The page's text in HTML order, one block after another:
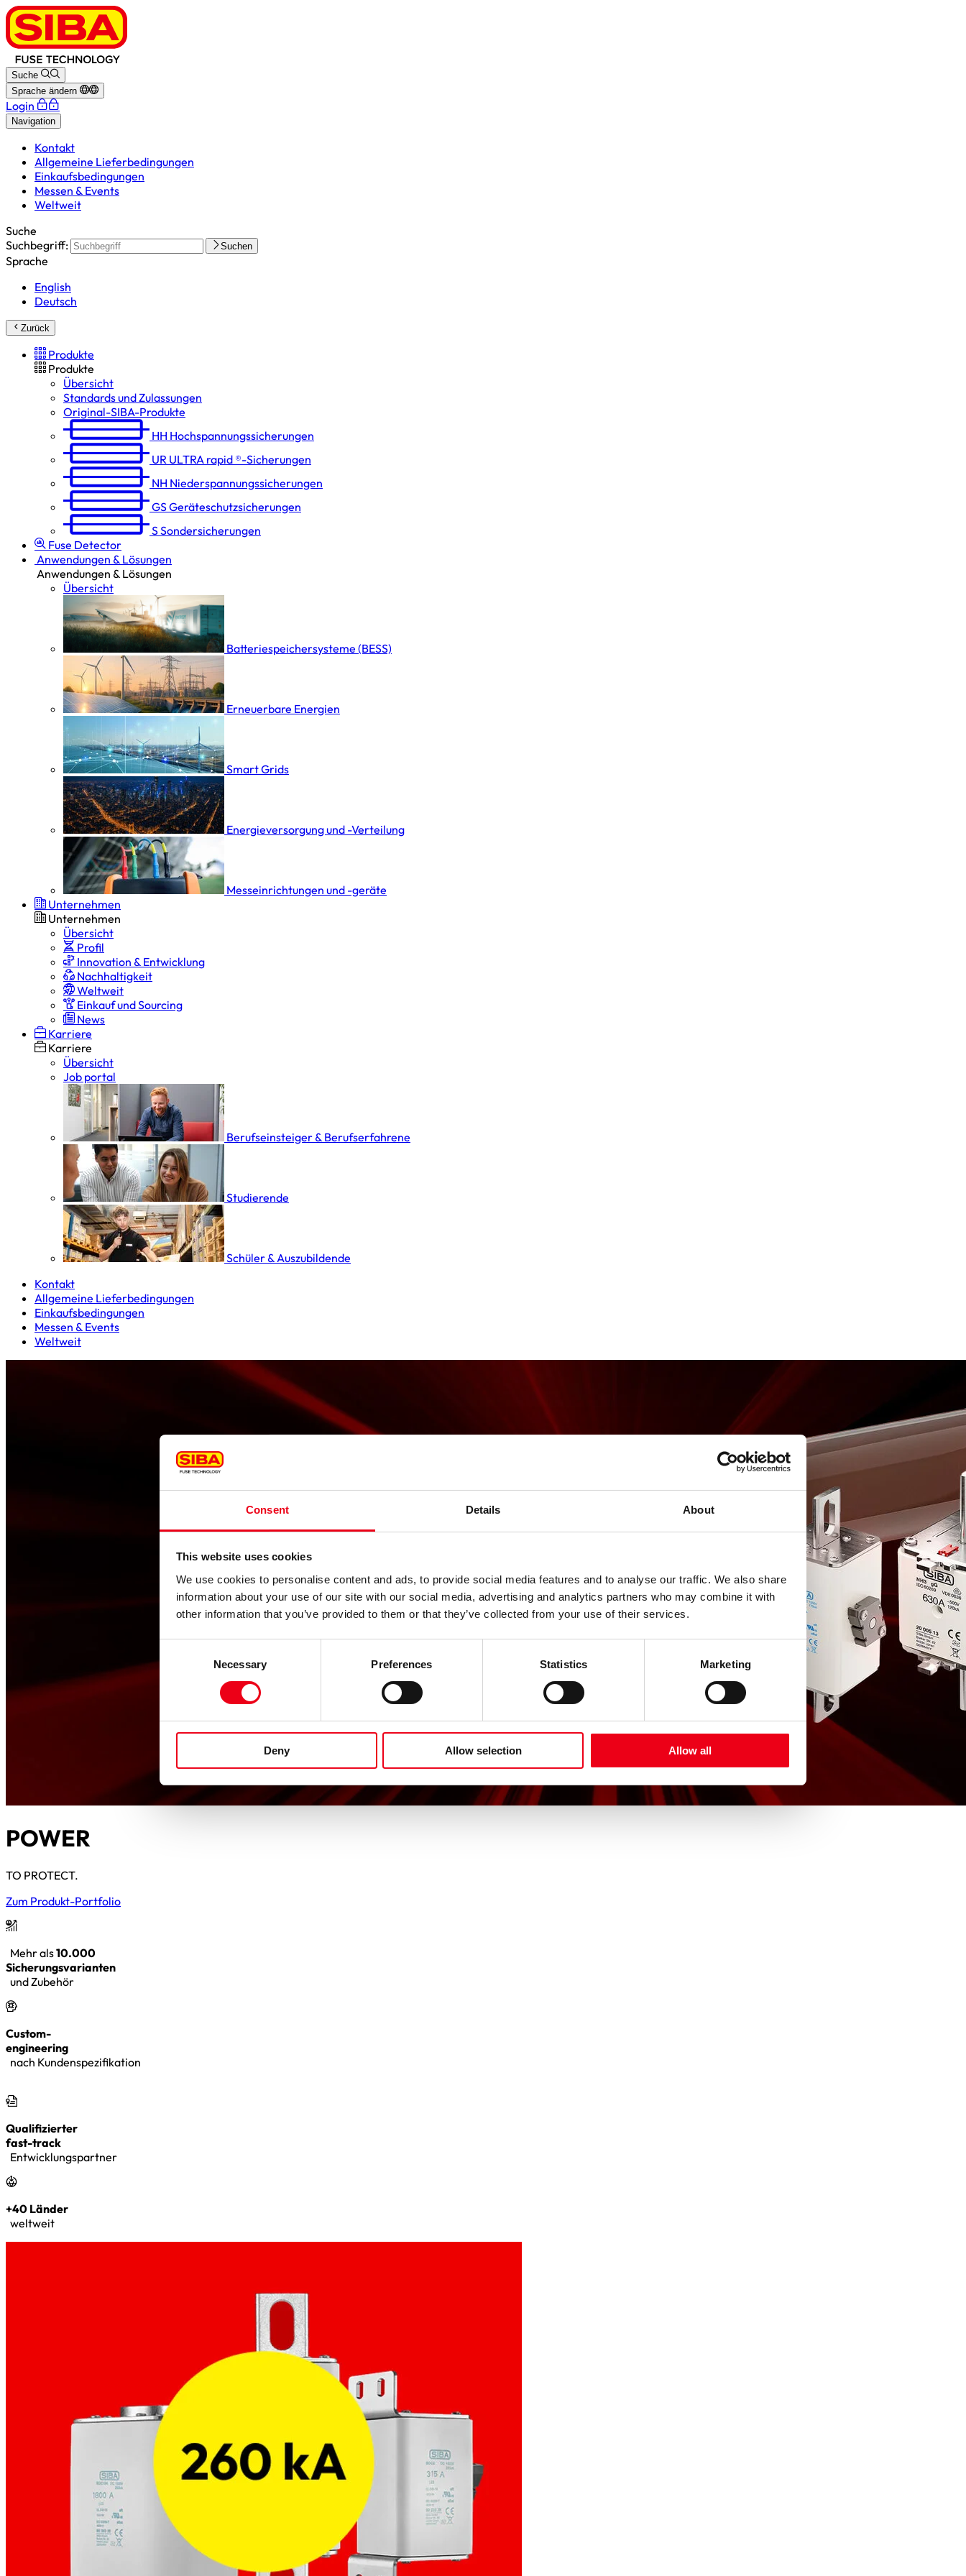
Consent Details About
This website uses cookies
We use cookies to personalise content and ads, to provide social media features and to analyse our traffic. We also share
information about your use of our site with our social media, advertising and analytics partners who may combine it with
other information that you’ve provided to them or that they’ve collected from your use of their services.
Selection
Necessary Preferences Statistics Marketing
Deny Allow selection Allow all
Suche
Sprache ändern
Login
Navigation
Kontakt
Allgemeine Lieferbedingungen
Einkaufsbedingungen
Messen & Events
Weltweit
Suche
Suchbegriff:
Suchen
Sprache
English
Deutsch
Zurück
Produkte
Produkte
Übersicht
Standards und Zulassungen
Original-SIBA-Produkte
HH Hochspannungs­sicherungen
UR ULTRA rapid ®-Sicherungen
NH Niederspannungs­sicherungen
GSGeräteschutz­sicherungen
SSondersicherungen
Fuse Detector
Anwendungen & Lösungen
Anwendungen & Lösungen
Übersicht
Batterie­speicher­systeme (BESS)
Erneuerbare Energien
Smart Grids
Energieversorgung und -Verteilung
Messeinrichtungen und -geräte
Unternehmen
Unternehmen
Übersicht
Profil
Innovation & Entwicklung
Nachhaltigkeit
Weltweit
Einkauf und Sourcing
News
Karriere
Karriere
Übersicht
Job portal
Berufseinsteiger & Berufserfahrene
Studierende
Schüler & Auszubildende
Kontakt
Allgemeine Lieferbedingungen
Einkaufsbedingungen
Messen & Events
Weltweit
POWER
TO PROTECT.
Zum Produkt-Portfolio
Mehr als10.000
Sicherungsvarianten
und Zubehör
Custom-
engineering
nach Kundenspezifikation
Qualifizierter
fast-track
Entwicklungspartner
+40 Länder
weltweit